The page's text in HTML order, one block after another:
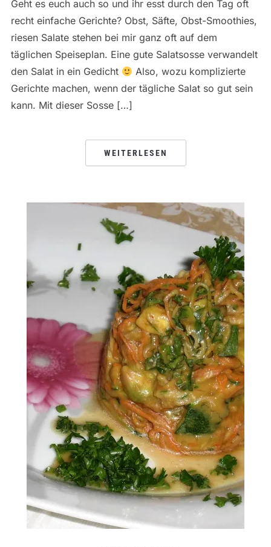
Geht es euch auch so und ihr esst durch den Tag oft
recht einfache Gerichte? Obst, Säfte, Obst-Smoothies,
riesen Salate stehen bei mir ganz oft auf dem
täglichen Speiseplan. Eine gute Salatsosse verwandelt
den Salat in ein Gedicht
Also, wozu komplizierte
Gerichte machen, wenn der tägliche Salat so gut sein
kann. Mit dieser Sosse […]
WEITERLESEN